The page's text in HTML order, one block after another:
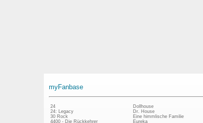
myFanbase
24
24: Legacy
30 Rock
4400 - Die Rückkehrer
Dollhouse
Dr. House
Eine himmlische Familie
Eureka